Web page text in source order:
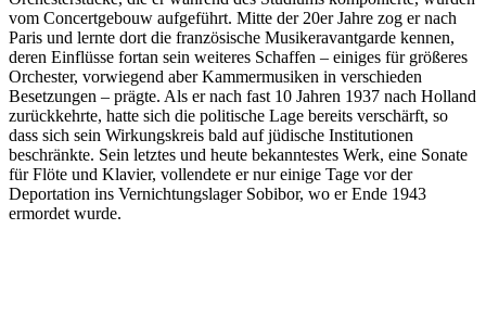
vom Concertgebouw aufgeführt. Mitte der 20er Jahre zog er nach
Paris und lernte dort die französische Musikeravantgarde kennen,
deren Einflüsse fortan sein weiteres Schaffen – einiges für größeres
Orchester, vorwiegend aber Kammermusiken in verschieden
Besetzungen – prägte. Als er nach fast 10 Jahren 1937 nach Holland
zurückkehrte, hatte sich die politische Lage bereits verschärft, so
dass sich sein Wirkungskreis bald auf jüdische Institutionen
beschränkte. Sein letztes und heute bekanntestes Werk, eine Sonate
für Flöte und Klavier, vollendete er nur einige Tage vor der
Deportation ins Vernichtungslager Sobibor, wo er Ende 1943
ermordet wurde.